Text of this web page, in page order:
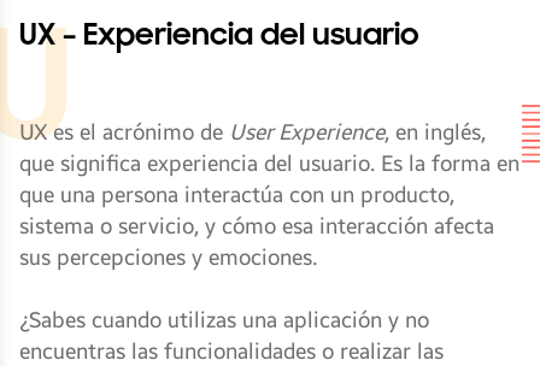
UX – Experiencia del usuario
UX es el acrónimo de User Experience, en inglés,
que significa experiencia del usuario. Es la forma en
que una persona interactúa con un producto,
sistema o servicio, y cómo esa interacción afecta
sus percepciones y emociones.
¿Sabes cuando utilizas una aplicación y no
encuentras las funcionalidades o realizar las